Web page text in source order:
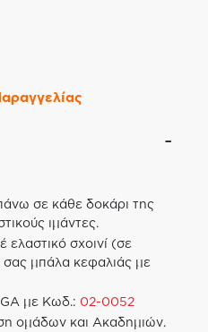
σε κάθε δοκάρι της
ιμάντες.
ελαστικό σχοινί (σε
σας μπάλα κεφαλιάς με
με Κωδ.: 02-0052
ομάδων και Ακαδημιών.